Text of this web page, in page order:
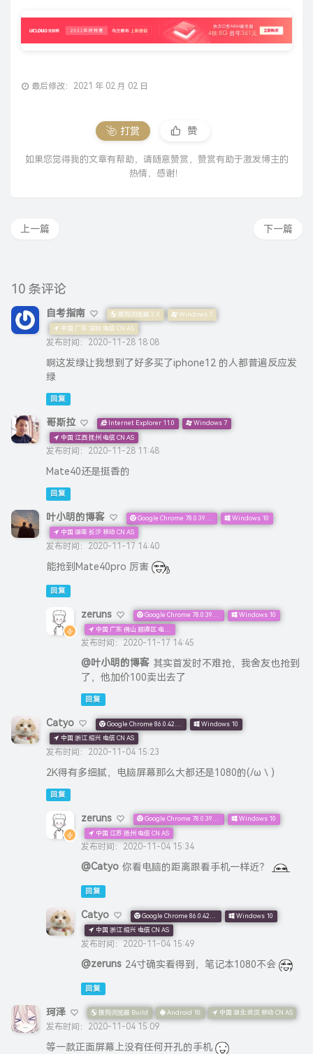
最后修改：2021 年 02 月 02 日
打赏 赞
如果您觉得我的文章有帮助，请随意赞赏，赞赏有助于激发博主的
热情，感谢！
下一篇
上一篇
10 条评论
自考指南 搜狗浏览器 2.X Windows 7
中国 广东 深圳 电信 CN AS
发布时间：2020-11-28 18:08
啊这发绿让我想到了好多买了iphone12 的人都普遍反应发
绿
回复
哥斯拉 Internet Explorer 11.0 Windows 7
中国 江西 抚州 电信 CN AS
发布时间：2020-11-28 11:48
Mate40还是挺香的
回复
叶小明的博客 Google Chrome 78.0.3904.108 Windows 10
中国 湖南 长沙 移动 CN AS
发布时间：2020-11-17 14:40
能抢到Mate40pro 厉害
回复
zeruns Google Chrome 78.0.3904.108 Windows 10
中国 广东 佛山 顺德区 电信 CN AS
发布时间：2020-11-17 14:45
@叶小明的博客 其实首发时不难抢，我舍友也抢到
了，他加价100卖出去了
回复
Catyo Google Chrome 86.0.4240.183 Windows 10
中国 浙江 绍兴 电信 CN AS
发布时间：2020-11-04 15:23
2K得有多细腻，电脑屏幕那么大都还是1080的(/ω＼)
回复
zeruns Google Chrome 78.0.3904.108 Windows 10
中国 江苏 扬州 电信 CN AS
发布时间：2020-11-04 15:34
@Catyo 你看电脑的距离跟看手机一样近？
回复
Catyo Google Chrome 86.0.4240.183 Windows 10
中国 浙江 绍兴 电信 CN AS
发布时间：2020-11-04 15:49
@zeruns 24寸确实看得到，笔记本1080不会
回复
珂泽 搜狗浏览器 Build Android 10 中国 湖北 武汉 移动 CN AS
发布时间：2020-11-04 15:09
等一款正面屏幕上没有任何开孔的手机